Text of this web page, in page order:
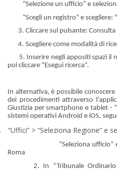
“Selezione un ufficio” e
“Scegli un registro” e scegliere:
3. Cliccare sul pulsante: Consulta
4. Scegliere come modalità di
5. Inserire negli appositi spazi il
poi cliccare "Esegui ricerca”.
In alternativa, è possibile
dei procedimenti attraverso
Giustizia per smartphone e tablet -
sistemi operativi Android e iOS,
“Uffici” > “Seleziona Regione” e
“Seleziona ufficio” e
Roma
2. In “Tribunale Ordinario di